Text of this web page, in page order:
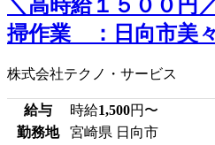
＼高時給１５００円
掃作業 ：日向市美
株式会社テクノ・サービス
給与 時給1,500円〜
勤務地
宮崎県 日向市